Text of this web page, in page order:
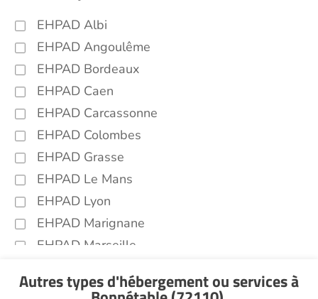
EHPAD Albi
EHPAD Angoulême
EHPAD Bordeaux
EHPAD Caen
EHPAD Carcassonne
EHPAD Colombes
EHPAD Grasse
EHPAD Le Mans
EHPAD Lyon
EHPAD Marignane
EHPAD Marseille
EHPAD Nantes
Autres types d'hébergement ou servicesà